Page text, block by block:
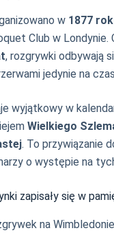
w 1877
Club w
, rozgrywki odbywają
jedynie na
wyjątkowy w
Wielkiego
. To przywiązanie
o występie na
zapisały się w
na